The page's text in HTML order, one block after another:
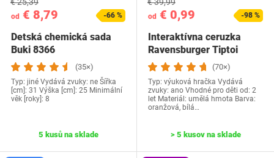
od € 8,79 -66 %
Detská chemická sada
Buki 8366
(35×)
Typ: jiné Vydává zvuky: ne Šířka
[cm]: 31 Výška [cm]: 25 Minimální
věk [roky]: 8
5 kusů na sklade
od € 0,99 -98 %
Interaktívna ceruzka
Ravensburger Tiptoi
00110
(70×)
Typ: výuková hračka Vydává
zvuky: ano Vhodné pro děti od: 2
let Materiál: umělá hmota Barva:
oranžová, bílá…
> 5 kusov na sklade